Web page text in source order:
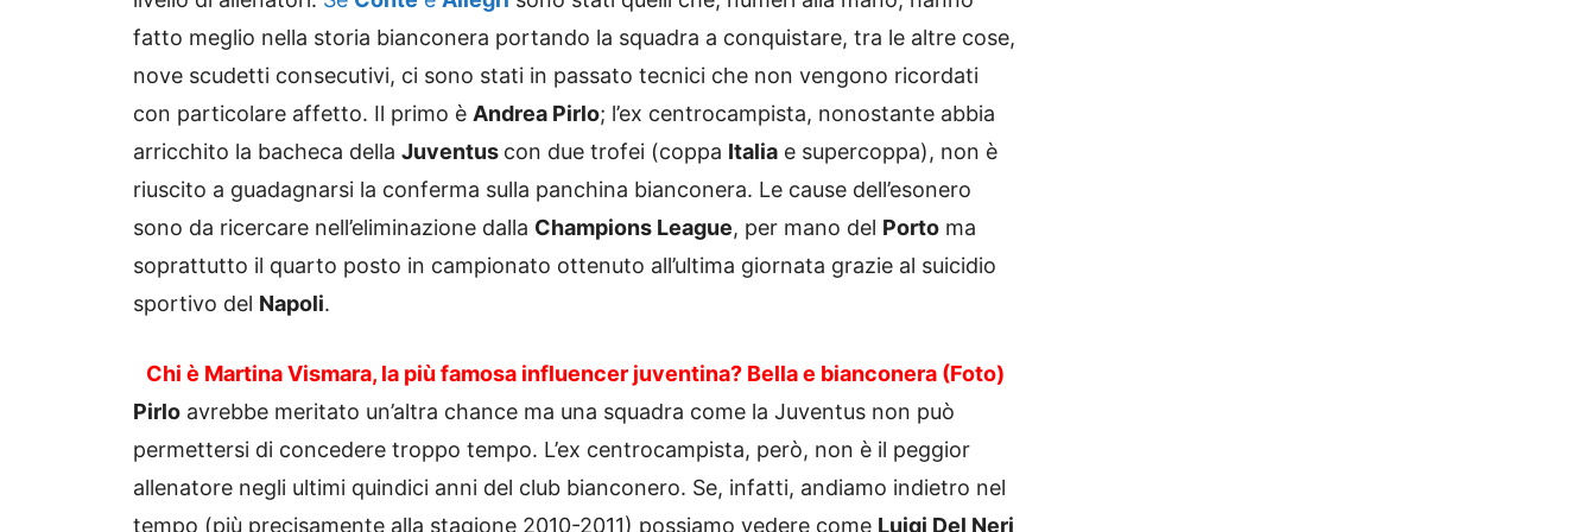
fatto meglio nella storia bianconera portando la squadra a conquistare, tra le altre cose,
nove scudetti consecutivi, ci sono stati in passato tecnici che non vengono ricordati
con particolare affetto. Il primo è Andrea Pirlo; l’ex centrocampista, nonostante abbia
arricchito la bacheca della Juventus con due trofei (coppa Italia e supercoppa), non è
riuscito a guadagnarsi la conferma sulla panchina bianconera. Le cause dell’esonero
sono da ricercare nell’eliminazione dalla Champions League, per mano del Porto ma
soprattutto il quarto posto in campionato ottenuto all’ultima giornata grazie al suicidio
sportivo del Napoli.
Chi è Martina Vismara, la più famosa influencer juventina? Bella e bianconera (Foto)
Pirlo avrebbe meritato un’altra chance ma una squadra come la Juventus non può
permettersi di concedere troppo tempo. L’ex centrocampista, però, non è il peggior
allenatore negli ultimi quindici anni del club bianconero. Se, infatti, andiamo indietro nel
tempo (più precisamente alla stagione 2010-2011) possiamo vedere come Luigi Del Neri